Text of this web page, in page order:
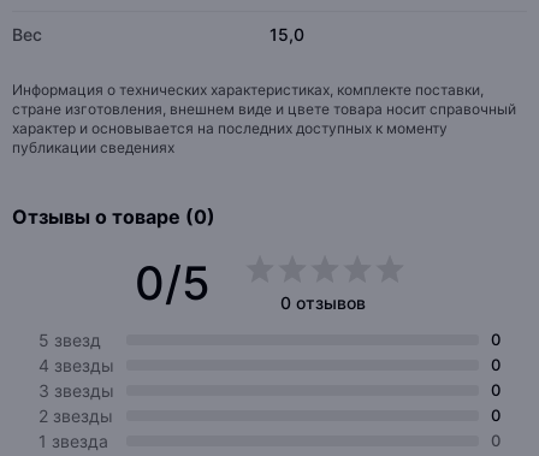
Вес 15,0
Информация о технических характеристиках, комплекте поставки,
стране изготовления, внешнем виде и цвете товара носит справочный
характер и основывается на последних доступных к моменту
публикации сведениях
Отзывы о товаре (0)
0/5
0 отзывов
5 звезд
0
4 звезды 0
3 звезды 0
2 звезды 0
1 звезда 0